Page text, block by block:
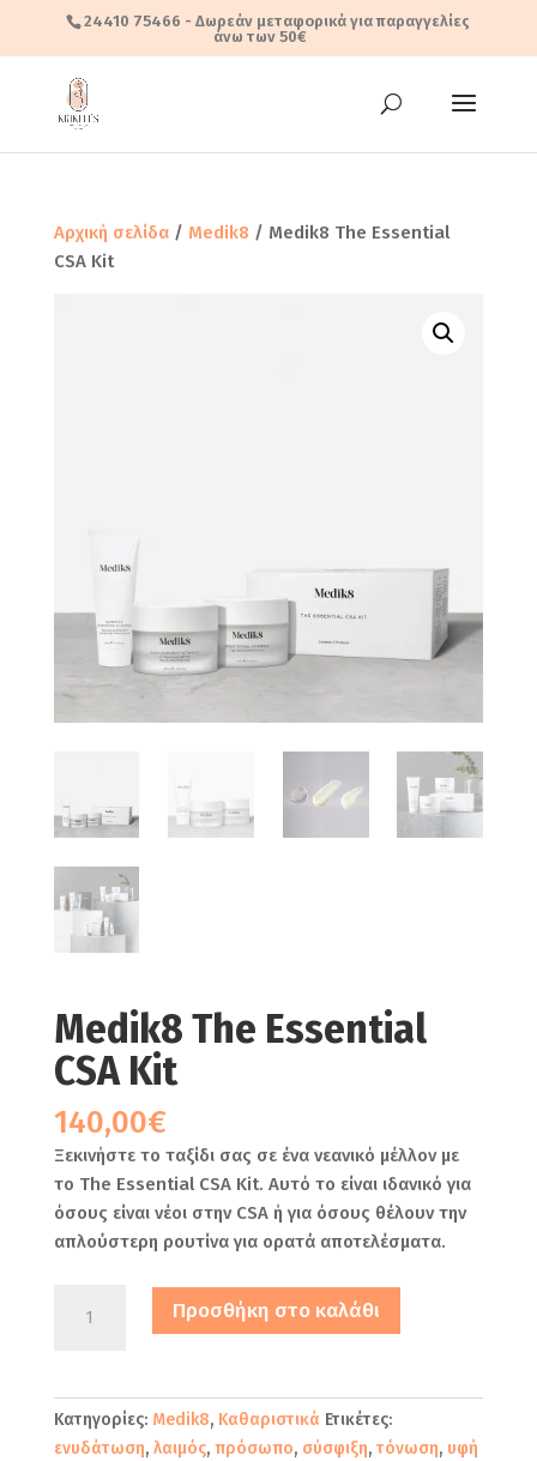
24410 75466 - Δωρεάν μεταφορικά για παραγγελίες
άνω των 50€
Αρχική σελίδα/ Medik8 / Medik8 The Essential
CSA Kit
Medik8 The Essential
CSA Kit
140,00€
Ξεκινήστε το ταξίδι σας σε ένα νεανικό μέλλον με
το The Essential CSA Kit. Αυτό το είναι ιδανικό για
όσους είναι νέοι στην CSA ή για όσους θέλουν την
απλούστερη ρουτίνα για ορατά αποτελέσματα.
Kit
ποσότητα
Προσθήκη στο καλάθι
Κατηγορίες: Medik8, Καθαριστικά Ετικέτες:
ενυδάτωση, λαιμός, πρόσωπο, σύσφιξη,τόνωση, υφή